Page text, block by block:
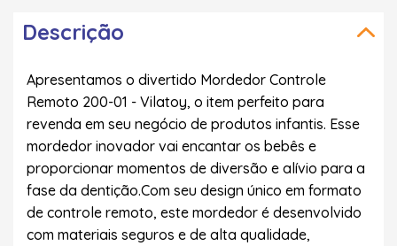
Descrição
Apresentamos o divertido Mordedor Controle
Remoto 200-01 - Vilatoy, o item perfeito para
revenda em seu negócio de produtos infantis. Esse
mordedor inovador vai encantar os bebês e
proporcionar momentos de diversão e alívio para a
fase da dentição.Com seu design único em formato
de controle remoto, este mordedor é desenvolvido
com materiais seguros e de alta qualidade,